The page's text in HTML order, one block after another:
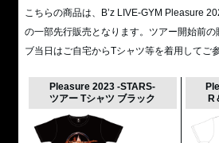
こちらの商品は、B’z LIVE-GYM Pleasure
の一部先行販売となります。ツアー開始前
ブ当日はご自宅からTシャツ等を着用してご
Pleasure 2023 -STARS-
ツアー Tシャツ ブラック
R